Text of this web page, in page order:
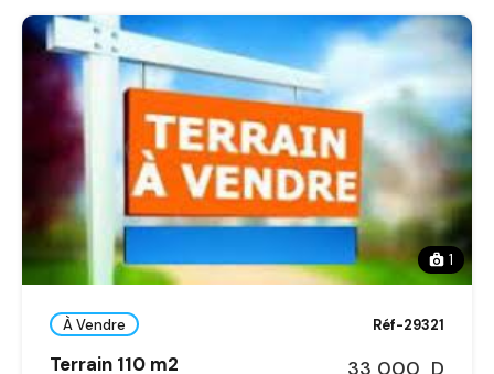
1
À Vendre Réf-29321
Terrain 110 m2